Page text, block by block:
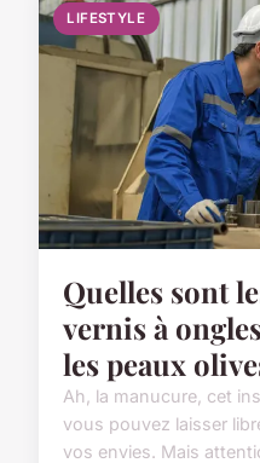
LIFESTYLE
Quelles sont
vernis à
les peaux
Ah, la manucure, cet
vous pouvez laisser
vos envies. Mais